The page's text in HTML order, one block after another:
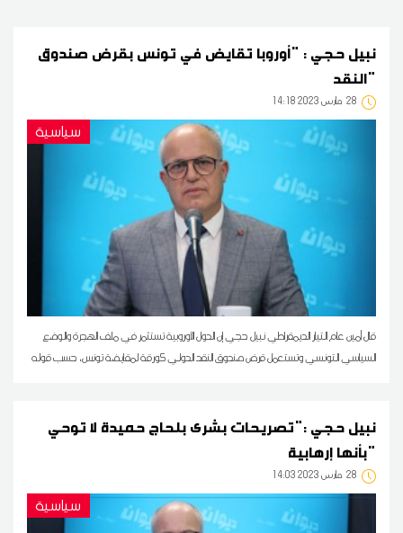
نبيل حجي : "أوروبا تقايض في تونس بقرض صندوق
النقد"
28 14:18 2023 مارس
سياسية
قال أمين عام التيار الديمقراطي نبيل حجي إن الدول الأوروبية تستثمر في ملف الهجرة والوضع
السياسي التونسي وتستعمل قرض صندوق النقد الدولي كورقة لمقايضة تونس، حسب قوله
نبيل حجي :"تصريحات بشرى بلحاج حميدة لا توحي
بأنها إرهابية"
28 14:03 2023 مارس
سياسية